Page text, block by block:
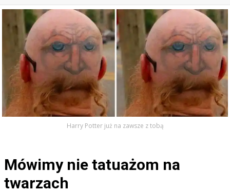
Harry Potter już na zawsze z tobą
Mówimy nie tatuażom na
twarzach